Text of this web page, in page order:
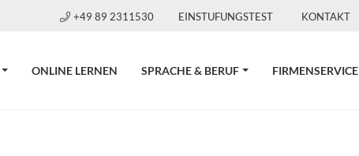
+49 89 2311530 EINSTUFUNGSTEST KONTAKT
ONLINE LERNEN SPRACHE & BERUF FIRMENSERVICE